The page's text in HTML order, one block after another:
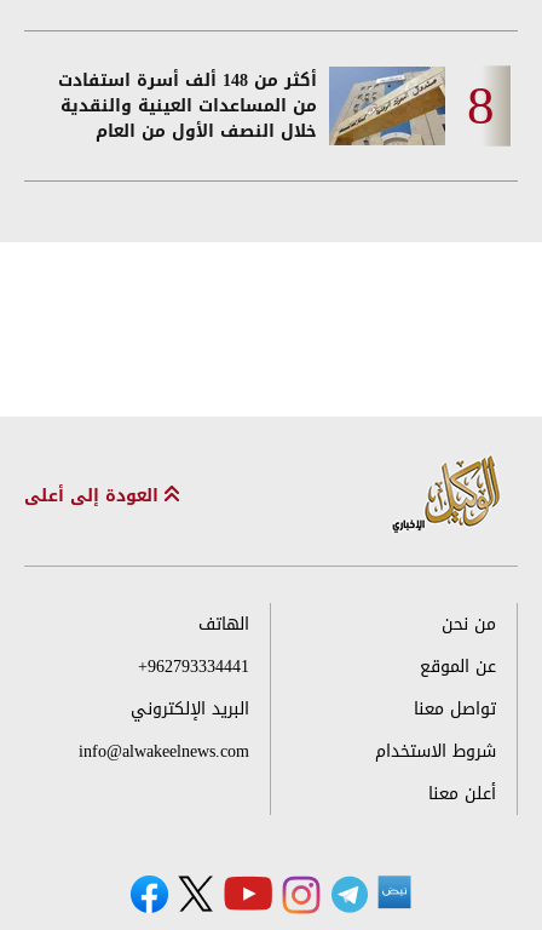
أكثر من 148 ألف أسرة استفادت
من المساعدات العينية والنقدية
خلال النصف الأول من العام
العودة إلى أعلى
من نحن
عن الموقع
تواصل معنا
شروط الاستخدام
أعلن معنا
الهاتف
+962793334441
البريد الإلكتروني
info@alwakeelnews.com